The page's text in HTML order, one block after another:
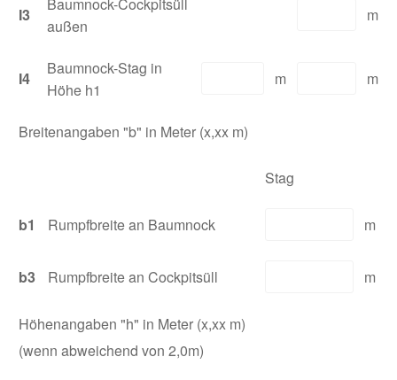
I3
außen
m
I4
Baumnock-Stag in
Höhe h1
m m
Breitenangaben "b" in Meter (x,xx m)
Stag
b1 Rumpfbreite an Baumnock m
b3 Rumpfbreite an Cockpitsüll m
Höhenangaben "h" in Meter (x,xx m)
(wenn abweichend von 2,0m)